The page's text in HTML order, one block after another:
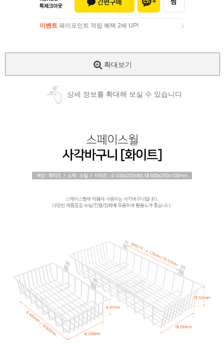
이벤트 페이포인트 적립 혜택 2배 UP!
확대보기
상세 정보를 확대해 보실 수 있습니다